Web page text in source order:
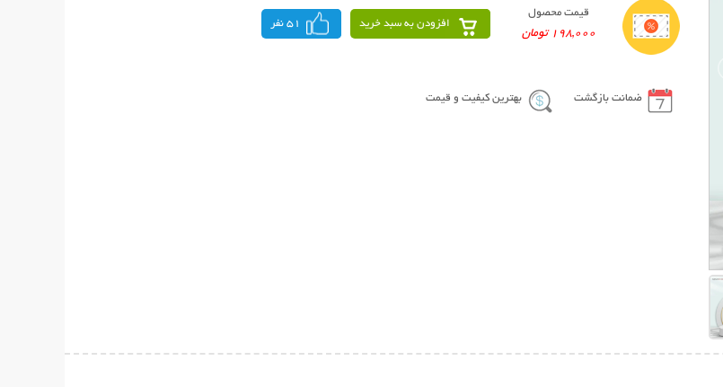
قیمت محصول
198,000 تومان
افزودن به سبد خرید 51 نفر
ضمانت بازگشت بهترین کیفیت و قیمت